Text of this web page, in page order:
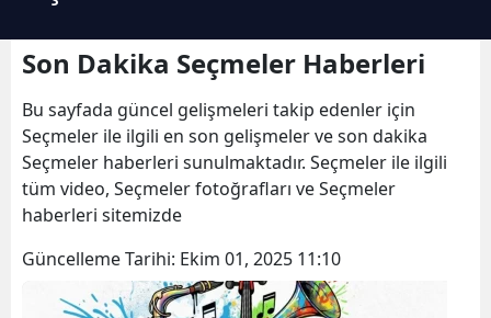
Son Dakika Seçmeler Haberleri
Bu sayfada güncel gelişmeleri takip edenler için
Seçmeler ile ilgili en son gelişmeler ve son dakika
Seçmeler haberleri sunulmaktadır. Seçmeler ile ilgili
tüm video, Seçmeler fotoğrafları ve Seçmeler
haberleri sitemizde
Güncelleme Tarihi: Ekim 01, 2025 11:10